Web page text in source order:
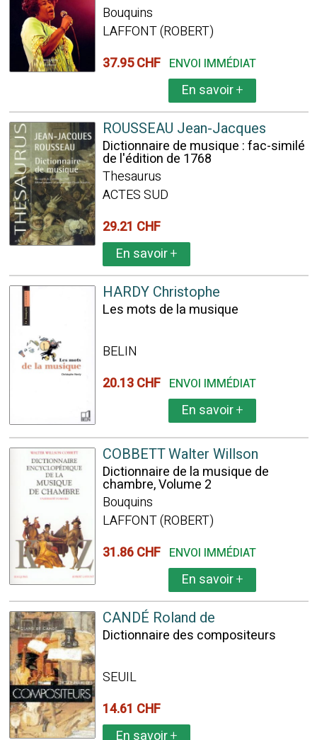
Bouquins
LAFFONT (ROBERT)
37.95 CHF ENVOI IMMÉDIAT
En savoir+
ROUSSEAU Jean-Jacques
Dictionnaire de musique : fac-similé
de l'édition de 1768
Thesaurus
ACTES SUD
29.21 CHF
En savoir+
HARDY Christophe
Les mots de la musique
BELIN
20.13 CHF ENVOI IMMÉDIAT
En savoir+
COBBETT Walter Willson
Dictionnaire de la musique de
chambre, Volume 2
Bouquins
LAFFONT (ROBERT)
31.86 CHF ENVOI IMMÉDIAT
En savoir+
CANDÉ Roland de
Dictionnaire des compositeurs
SEUIL
14.61 CHF
En savoir+